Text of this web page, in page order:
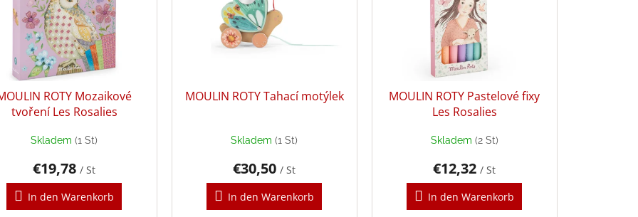
ROTY Mozaikové
tvoření Les Rosalies
Skladem(1 St)
€19,78/ St
In den Warenkorb
MOULIN ROTY Tahací motýlek
Skladem(1 St)
€30,50/ St
In den Warenkorb
MOULIN ROTY Pastelové fixy
Les Rosalies
Skladem (2 St)
€12,32/ St
In den Warenkorb